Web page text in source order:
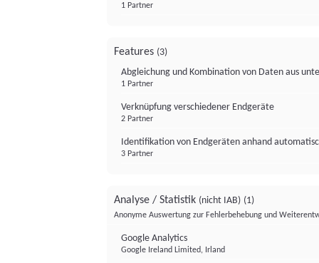
1 Partner
Features (3)
Abgleichung und Kombination von Daten aus
1 Partner
Verknüpfung verschiedener Endgeräte
2 Partner
Identifikation von Endgeräten anhand
3 Partner
Analyse / Statistik (nicht IAB) (1)
Anonyme Auswertung zur Fehlerbehebung und
Google Analytics
Google Ireland Limited, Irland